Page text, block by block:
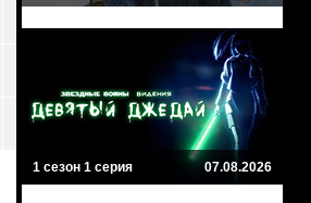
1 сезон 1 серия 07.08.2026